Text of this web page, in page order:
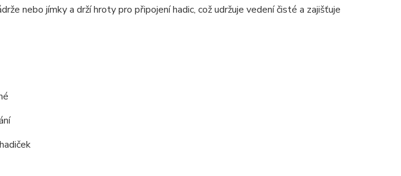
nebo jímky a drží hroty pro připojení hadic, což udržuje vedení čisté a zajišťuje